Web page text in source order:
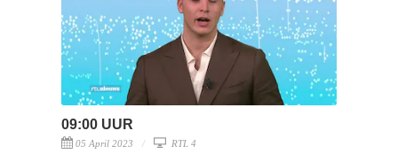
09:00 UUR
05 April 2023 RTL 4